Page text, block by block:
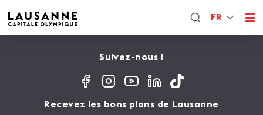
FR
Suivez-nous !
Recevez les bons plans de Lausanne